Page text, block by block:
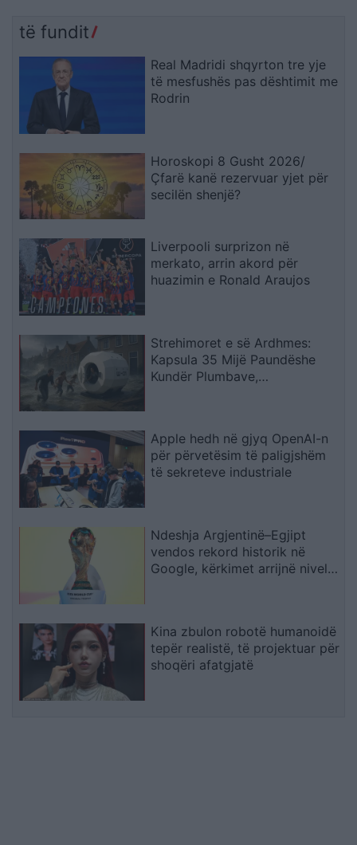
të fundit
Real Madridi shqyrton tre yje
të mesfushës pas dështimit me
Rodrin
Horoskopi 8 Gusht 2026/
Çfarë kanë rezervuar yjet për
secilën shenjë?
Liverpooli surprizon në
merkato, arrin akord për
huazimin e Ronald Araujos
Strehimoret e së Ardhmes:
Kapsula 35 Mijë Paundëshe
Kundër Plumbave,
Apple hedh në gjyq OpenAI-n
për përvetësim të paligjshëm
të sekreteve industriale
Ndeshja Argjentinë–Egjipt
vendos rekord historik në
Google, kërkimet arrijnë nivele
Kina zbulon robotë humanoidë
tepër realistë, të projektuar për
shoqëri afatgjatë